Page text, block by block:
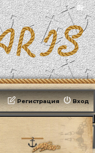
📻
Вход
Регистрация
Компьютерное Наши новинки компьютерных комплектующих и электроники